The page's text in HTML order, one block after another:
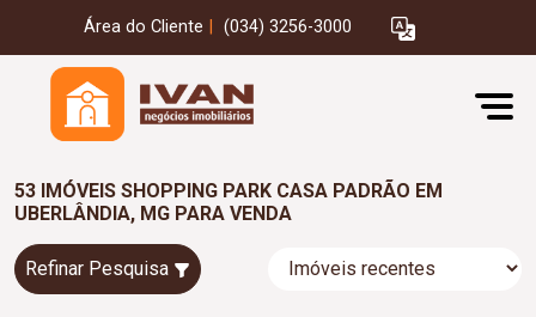
Área do Cliente (034) 3256-3000
53 IMÓVEIS SHOPPING PARK CASA PADRÃO EM
UBERLÂNDIA, MG PARA VENDA
Refinar Pesquisa